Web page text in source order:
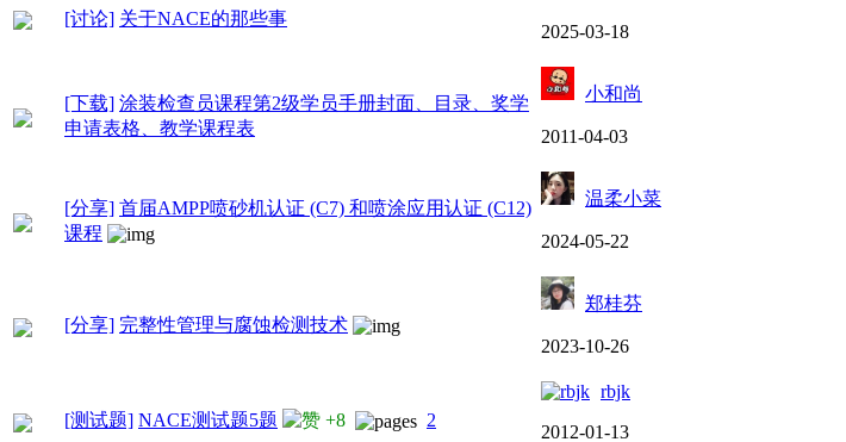
[讨论] 关于NACE的那些事
2025-03-18
[下载] 涂装检查员课程第2级学员手册封面、目录、奖学
申请表格、教学课程表
小和尚
2011-04-03
[分享] 首届AMPP喷砂机认证 (C7) 和喷涂应用认证 (C12)
课程
温柔小菜
2024-05-22
[分享] 完整性管理与腐蚀检测技术
郑桂芬
2023-10-26
[测试题] NACE测试题5题 +8 2
rbjk
2012-01-13